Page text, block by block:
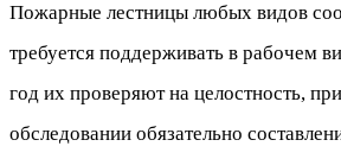
Пожарные лестницы любых видов
требуется поддерживать в рабочем
год их проверяют на целостность,
обследовании обязательно